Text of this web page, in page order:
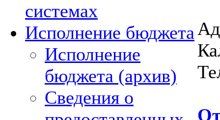
системах
Исполнение бюджета
Исполнение
бюджета (архив)
Сведения о